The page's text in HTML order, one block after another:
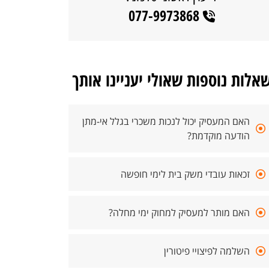
077-9973868
נוספות שאולי יעניינו אותך
האם המעסיק יכול לנכות משכרי בגלל אי-מתן
הודעה מוקדמת?
זכאות עובדי משק בית לימי חופשה
האם מותר למעסיק למחוק ימי מחלה?
השלמה לפיצויי פיטורין